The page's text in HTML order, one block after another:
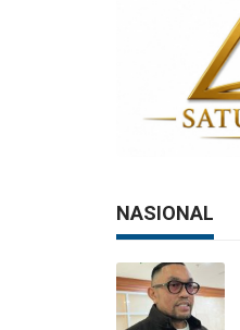
NASIONAL